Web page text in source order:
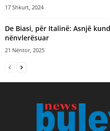
17 Shkurt, 2024
De Biasi, për Italinë: Asnjë
nënvlerësuar
21 Nëntor, 2025